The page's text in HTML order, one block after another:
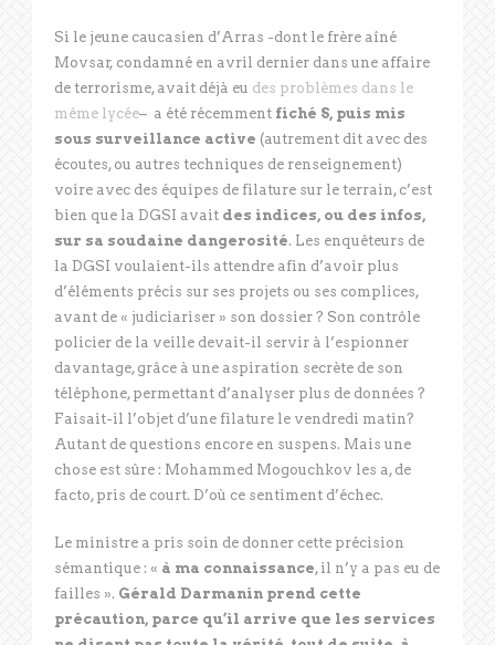
Si le jeune caucasien d’Arras -dont le frère aîné
Movsar, condamné en avril dernier dans une affaire
de terrorisme, avait déjà eu des problèmes dans le
même lycée– a été récemment fiché S, puis mis
sous surveillance active (autrement dit avec des
écoutes, ou autres techniques de renseignement)
voire avec des équipes de filature sur le terrain, c’est
bien que la DGSI avait des indices, ou des infos,
sur sa soudaine dangerosité. Les enquêteurs de
la DGSI voulaient-ils attendre afin d’avoir plus
d’éléments précis sur ses projets ou ses complices,
avant de « judiciariser » son dossier ? Son contrôle
policier de la veille devait-il servir à l’espionner
davantage, grâce à une aspiration secrète de son
téléphone, permettant d’analyser plus de données ?
Faisait-il l’objet d’une filature le vendredi matin?
Autant de questions encore en suspens. Mais une
chose est sûre : Mohammed Mogouchkov les a, de
facto, pris de court. D’où ce sentiment d’échec.
Le ministre a pris soin de donner cette précision
sémantique : « à ma connaissance, il n’y a pas eu de
failles ». Gérald Darmanin prend cette
précaution, parce qu’il arrive que les services